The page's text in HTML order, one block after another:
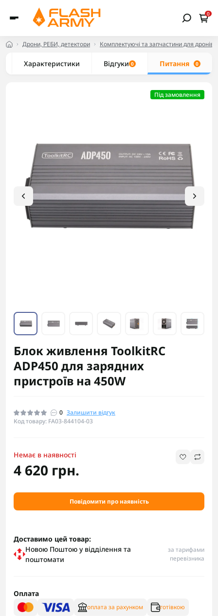
0
Дрони, РЕБИ, детектори Комплектуючі та запчастини для дронів
Характеристики Відгуки 0 Питання 0
Під замовлення
Блок живлення ToolkitRC
ADP450 для зарядних
пристроїв на 450W
0 Залишити відгук
Код товару: FA03-844104-03
Немає в наявності
4 620 грн.
Повідомити про наявність
Доставимо цей товар:
Новою Поштою у відділення та
поштомати
за тарифами
перевізника
Оплата
оплата за рахунком готівкою